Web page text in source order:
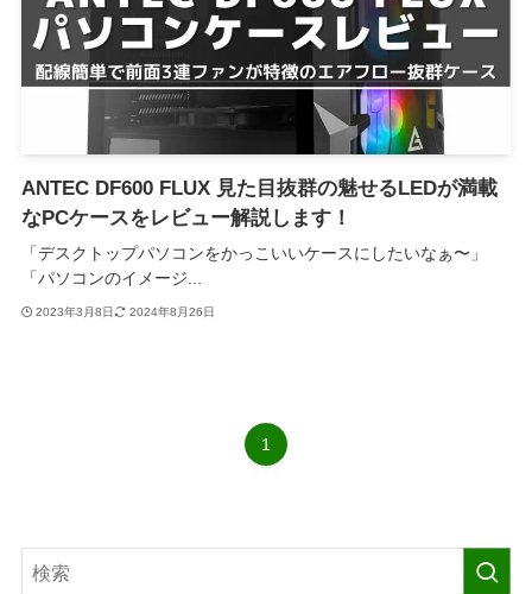
ANTEC DF600 FLUX 見た目抜群の魅せるLEDが満載
なPCケースをレビュー解説します！
「デスクトップパソコンをかっこいいケースにしたいなぁ〜」
「パソコンのイメージ...
2023年3月8日 2024年8月26日
1